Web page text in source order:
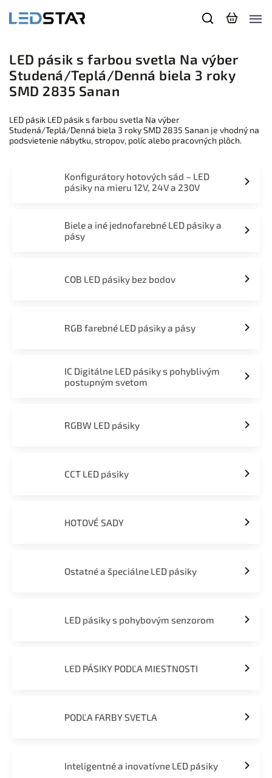
LED pásik s farbou svetla Na výber
Studená/Teplá/Denná biela 3 roky
SMD 2835 Sanan
LED pásik LED pásik s farbou svetla Na výber
Studená/Teplá/Denná biela 3 roky SMD 2835 Sanan je vhodný na
podsvietenie nábytku, stropov, políc alebo pracovných plôch.
Konfigurátory hotových sád – LED
pásiky na mieru 12V, 24V a 230V
Biele a iné jednofarebné LED pásiky a
pásy
COB LED pásiky bez bodov
RGB farebné LED pásiky a pásy
IC Digitálne LED pásiky s pohyblivým
postupným svetom
RGBW LED pásiky
CCT LED pásiky
HOTOVÉ SADY
Ostatné a špeciálne LED pásiky
LED pásiky s pohybovým senzorom
LED PÁSIKY PODĽA MIESTNOSTI
PODĽA FARBY SVETLA
Inteligentné a inovatívne LED pásiky